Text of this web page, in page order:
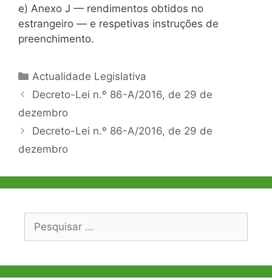
e) Anexo J — rendimentos obtidos no
estrangeiro — e respetivas instruções de
preenchimento.
Categorias
Actualidade Legislativa
Navegação
de
Decreto-Lei n.º 86-A/2016, de 29 de
dezembro
Decreto-Lei n.º 86-A/2016, de 29 de
dezembro
Pesquisar